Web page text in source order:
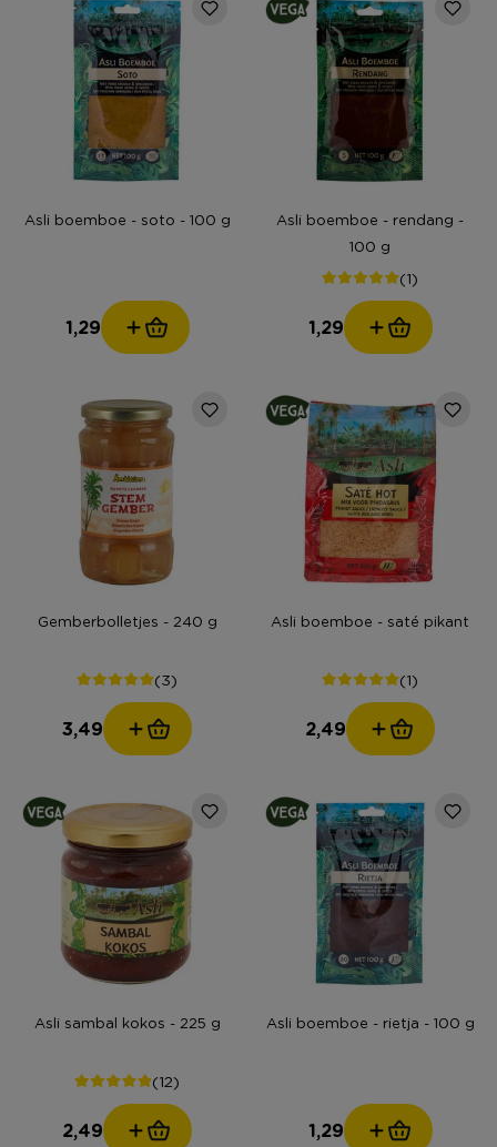
Asli boemboe - soto - 100 g
1,29
Asli boemboe - rendang -
100 g
(1)
1,29
Gemberbolletjes - 240 g
(3)
3,49
Asli boemboe - saté pikant
(1)
2,49
Asli sambal kokos - 225 g
(12)
2,49
Asli boemboe - rietja - 100 g
1,29